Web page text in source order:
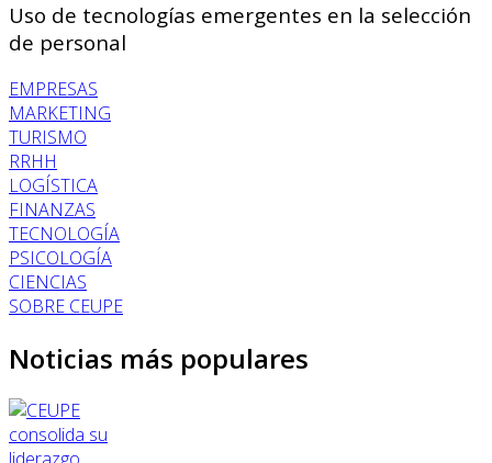
Uso de tecnologías emergentes en la selección
de personal
EMPRESAS
MARKETING
TURISMO
RRHH
LOGÍSTICA
FINANZAS
TECNOLOGÍA
PSICOLOGÍA
CIENCIAS
SOBRE CEUPE
Noticias más populares